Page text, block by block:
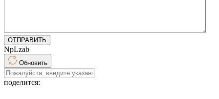
ОТПРАВИТЬ
NpLzab
Обновить
поделится: